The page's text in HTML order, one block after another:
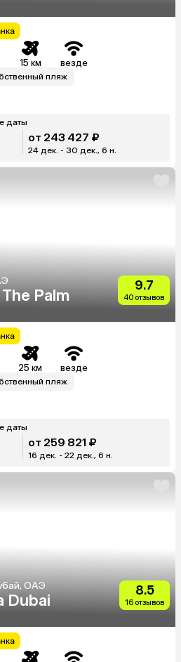
15 км везде
пляж
даты
от 243 427 ₽
24 дек. - 30 дек., 6 н.
Palm
9.7
40 отзывов
25 км везде
пляж
даты
от 259 821 ₽
16 дек. - 22 дек., 6 н.
ОАЭ
Dubai
8.5
16 отзывов